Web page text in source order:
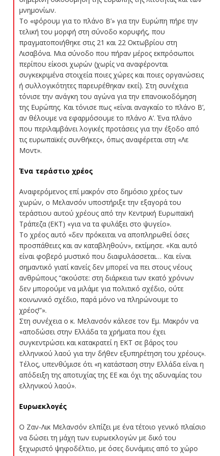
μνημονίων.
Το «φόρουμ για το πλάνο Β’» για την Ευρώπη πήρε την
τελική του μορφή στη σύνοδο κορυφής, που
πραγματοποιήθηκε στις 21 και 22 Οκτωβρίου στη
Λισαβόνα. Μια σύνοδο που πήραν μέρος εκπρόσωποι
περίπου είκοσι χωρών (χωρίς να αναφέρονται
συγκεκριμένα στοιχεία ποιες χώρες και ποιες οργανώσεις
ή συλλογικότητες παρευρέθηκαν εκεί). Στη συνέχεια
τόνισε την ανάγκη του αγώνα για την επανοικοδόμηση
της Ευρώπης. Και τόνισε πως «είναι αναγκαίο το πλάνο Β’,
αν θέλουμε να εφαρμόσουμε το πλάνο Α’. Ένα πλάνο
που περιλαμβάνει λογικές προτάσεις για την έξοδο από
τις ευρωπαϊκές συνθήκες», όπως αναφέρεται στη «Λε
Μοντ».
Ένα τεράστιο χρέος
Αναφερόμενος επί μακρόν στο δημόσιο χρέος των
χωρών, ο Μελανσόν υποστήριξε την εξαγορά του
τεράστιου αυτού χρέους από την Κεντρική Ευρωπαϊκή
Τράπεζα (ΕΚΤ) «για να τα φυλάξει στο ψυγείο».
Το χρέος αυτό «δεν πρόκειται να αποπληρωθεί όσες
προσπάθειες και αν καταβληθούν», εκτίμησε. «Και αυτό
είναι φοβερό μυστικό που διαφυλάσσεται… Και είναι
σημαντικό γιατί κανείς δεν μπορεί να πει στους νέους
ανθρώπους “ακούστε: στη διάρκεια των εκατό χρόνων
δεν μπορούμε να μιλάμε για πολιτικό σχέδιο, ούτε
κοινωνικό σχέδιο, παρά μόνο να πληρώνουμε το
χρέος!”».
Στη συνέχεια ο κ. Μελανσόν κάλεσε τον Εμ. Μακρόν να
«αποδώσει στην Ελλάδα τα χρήματα που έχει
συγκεντρώσει και κατακρατεί η ΕΚΤ σε βάρος του
ελληνικού λαού για την δήθεν εξυπηρέτηση του χρέους».
Τέλος, υπενθύμισε ότι «η κατάσταση στην Ελλάδα είναι η
απόδειξη της αποτυχίας της ΕΕ και όχι της αδυναμίας του
ελληνικού λαού».
Ευρωεκλογές
Ο Ζαν-Λικ Μελανσόν ελπίζει με ένα τέτοιο γενικό πλαίσιο
να δώσει τη μάχη των ευρωεκλογών με δικό του
ξεχωριστό ψηφοδέλτιο, με όσες δυνάμεις από το χώρο